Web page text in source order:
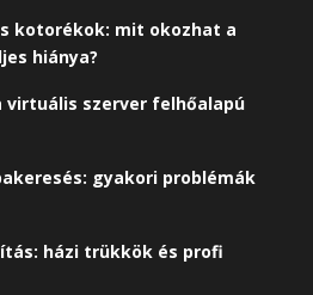
kotorékok: mit okozhat a
hiánya?
virtuális szerver felhőalapú
gyakori problémák
házi trükkök és profi